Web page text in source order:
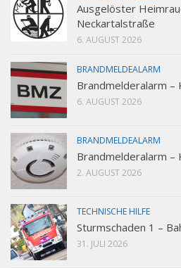
Ausgelöster
Neckartalstraße
6. AUGUST 2026
BRANDMELDEALARM
Brandmelderalarm –
6. AUGUST 2026
BRANDMELDEALARM
Brandmelderalarm –
2. AUGUST 2026
TECHNISCHE HILFE
Sturmschaden 1 –
31. JULI 2026